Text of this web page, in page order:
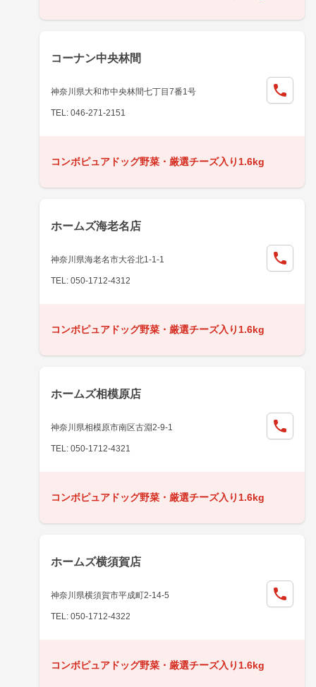
コーナン中央林間
神奈川県大和市中央林間七丁目7番1号
TEL: 046-271-2151
コンボピュアドッグ野菜・厳選チーズ入り1.6kg
ホームズ海老名店
神奈川県海老名市大谷北1-1-1
TEL: 050-1712-4312
コンボピュアドッグ野菜・厳選チーズ入り1.6kg
ホームズ相模原店
神奈川県相模原市南区古淵2-9-1
TEL: 050-1712-4321
コンボピュアドッグ野菜・厳選チーズ入り1.6kg
ホームズ横須賀店
神奈川県横須賀市平成町2-14-5
TEL: 050-1712-4322
コンボピュアドッグ野菜・厳選チーズ入り1.6kg